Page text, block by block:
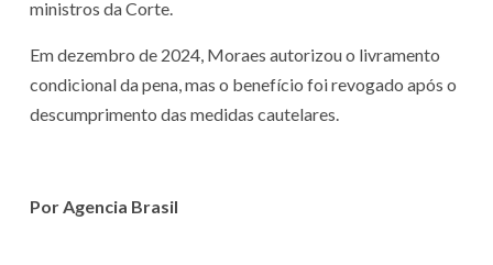
ministros da Corte.
Em dezembro de 2024, Moraes autorizou o livramento
condicional da pena, mas o benefício foi revogado após o
descumprimento das medidas cautelares.
Por Agencia Brasil